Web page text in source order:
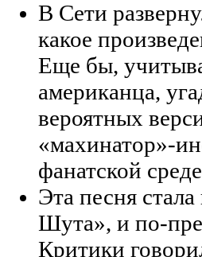
В Сети
какое
Еще бы,
американца,
вероятных
«махинатор»-
фанатской
Эта песня
Шута», и по-
Критики